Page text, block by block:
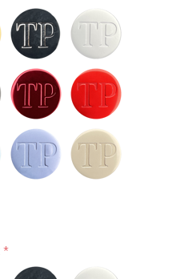
*